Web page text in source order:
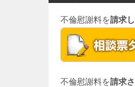
不倫慰謝料を請求
不倫慰謝料を請求